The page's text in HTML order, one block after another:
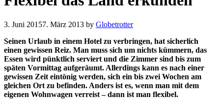
3. Juni 20157. März 2013 by Globetrotter
Seinen Urlaub in einem Hotel zu verbringen, hat sicherlich
einen gewissen Reiz. Man muss sich um nichts kümmern, das
Essen wird pünktlich serviert und die Zimmer sind bis zum
späten Vormittag aufgeräumt. Allerdings kann es nach einer
gewissen Zeit eintönig werden, sich ein bis zwei Wochen am
gleichen Ort zu befinden. Anders ist es, wenn man mit dem
eigenen Wohnwagen verreist – dann ist man flexibel.